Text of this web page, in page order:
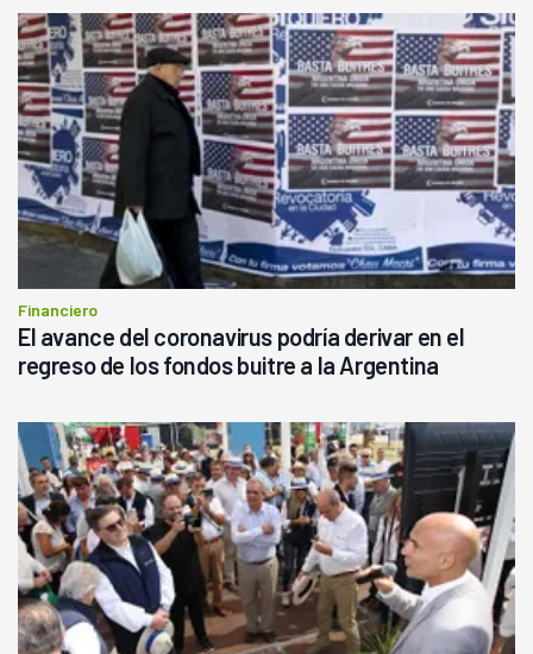
Financiero
El avance del coronavirus podría derivar en el
regreso de los fondos buitre a la Argentina